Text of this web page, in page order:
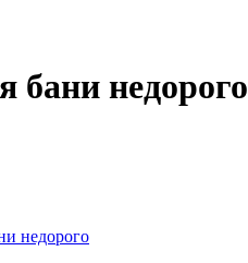
бани недорого